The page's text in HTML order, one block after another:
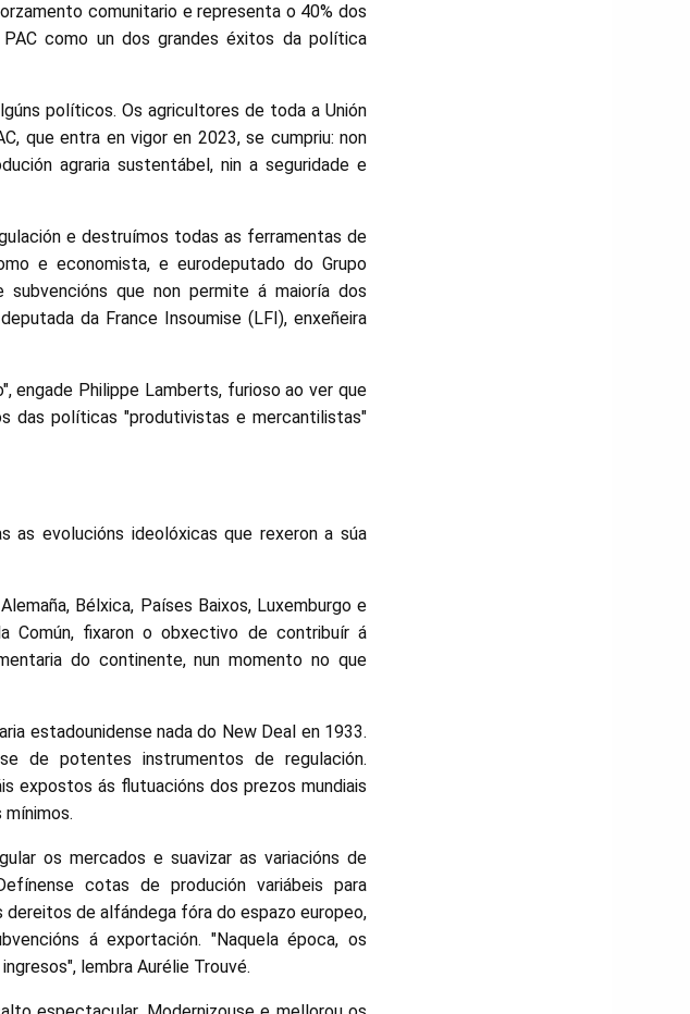
comunitario e representa o 40% dos
como un dos grandes éxitos da política
políticos. Os agricultores de toda a Unión
que entra en vigor en 2023, se cumpriu: non
agraria sustentábel, nin a seguridade e
e destruímos todas as ferramentas de
e economista, e eurodeputado do Grupo
que non permite á maioría dos
da France Insoumise (LFI), enxeñeira
engade Philippe Lamberts, furioso ao ver que
das políticas "produtivistas e mercantilistas"
as evolucións ideolóxicas que rexeron a súa
Bélxica, Países Baixos, Luxemburgo e
Común, fixaron o obxectivo de contribuír á
do continente, nun momento no que
estadounidense nada do New Deal en 1933.
de potentes instrumentos de regulación.
expostos ás flutuacións dos prezos mundiais
os mercados e suavizar as variacións de
cotas de produción variábeis para
de alfándega fóra do espazo europeo,
á exportación. "Naquela época, os
lembra Aurélie Trouvé.